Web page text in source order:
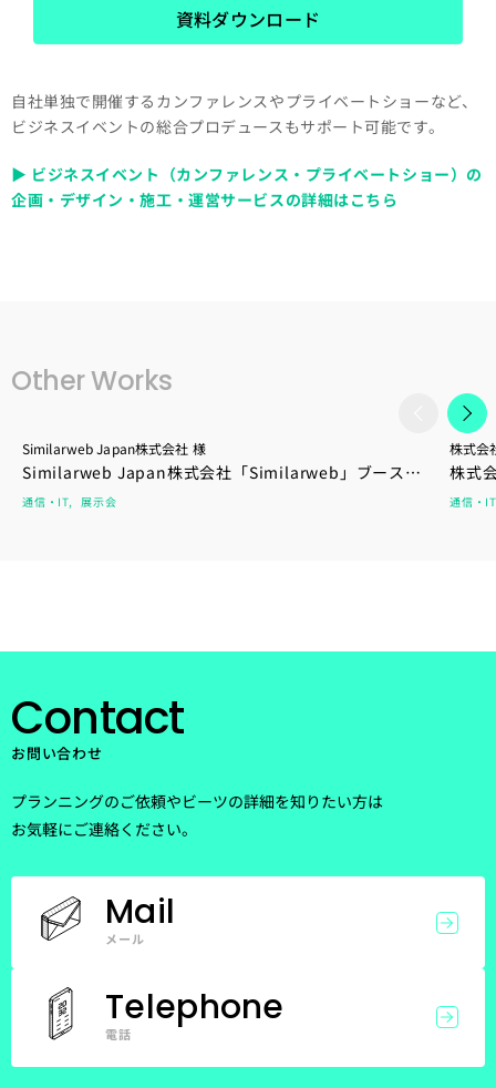
資料ダウンロード
自社単独で開催するカンファレンスやプライベートショーなど、
ビジネスイベントの総合プロデュースもサポート可能です。
▶ ビジネスイベント（カンファレンス・プライベートショー）の
企画・デザイン・施工・運営サービスの詳細はこちら
Other Works
Similarweb Japan株式会社 様
Similarweb Japan株式会社「Similarweb」ブース｜
Japan IT week 春
通信・IT 展示会
株式会
株式
通信・IT
Contact
お問い合わせ
プランニングのご依頼やビーツの詳細を知りたい方は
お気軽にご連絡ください。
Mail
メール
Telephone
電話